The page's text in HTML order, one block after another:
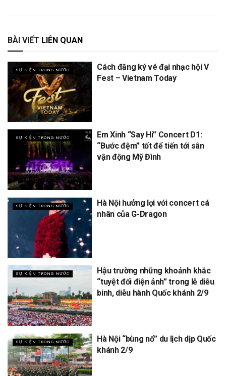
BÀI VIẾT LIÊN QUAN
SỰ KIỆN TRONG NƯỚC
Cách đăng ký vé đại nhạc hội V
Fest – Vietnam Today
SỰ KIỆN TRONG NƯỚC
Em Xinh “Say Hi” Concert D1:
“Bước đệm” tốt để tiến tới sân
vận động Mỹ Đình
SỰ KIỆN TRONG NƯỚC
Hà Nội hưởng lợi với concert cá
nhân của G-Dragon
SỰ KIỆN TRONG NƯỚC
Hậu trường những khoảnh khắc
“tuyệt đối điện ảnh” trong lễ diễu
binh, diễu hành Quốc khánh 2/9
SỰ KIỆN TRONG NƯỚC
Hà Nội “bùng nổ” du lịch dịp Quốc
khánh 2/9